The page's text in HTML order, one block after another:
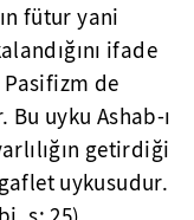
fütur yani
ifade
de
uyku Ashab-ı
getirdiği
uykusudur.